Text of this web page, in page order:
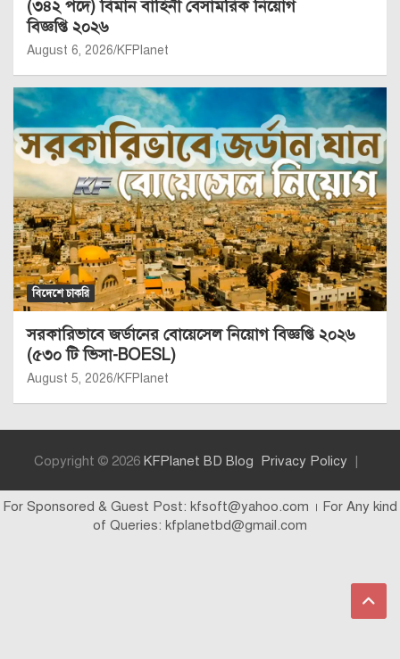
(৩৪২ পদে) বিমান বাহিনী বেসামরিক নিয়োগ
বিজ্ঞপ্তি ২০২৬
August 6, 2026 KFPlanet
বিদেশে চাকরি
সরকারিভাবে জর্ডানের বোয়েসেল নিয়োগ বিজ্ঞপ্তি ২০২৬
(৫৩০ টি ভিসা-BOESL)
August 5, 2026 KFPlanet
Copyright © 2026 KFPlanet BD Blog Privacy Policy
For Sponsored & Guest Post: kfsoft@yahoo.com । For Any kind
of Queries: kfplanetbd@gmail.com